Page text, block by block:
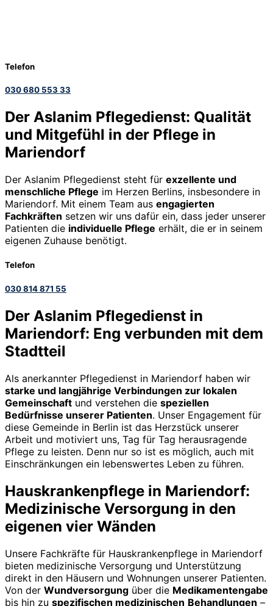
Telefon
030 680 553 33
Der Aslanim Pflegedienst: Qualität
und Mitgefühl in der Pflege in
Mariendorf
Der Aslanim Pflegedienst steht für exzellente und
menschliche Pflege im Herzen Berlins, insbesondere in
Mariendorf. Mit einem Team aus engagierten
Fachkräften setzen wir uns dafür ein, dass jeder unserer
Patienten die individuelle Pflege erhält, die er in seinem
eigenen Zuhause benötigt.
Telefon
030 814 871 55
Der Aslanim Pflegedienst in
Mariendorf: Eng verbunden mit dem
Stadtteil
Als anerkannter Pflegedienst in Mariendorf haben wir
starke und langjährige Verbindungen zur lokalen
Gemeinschaft und verstehen die speziellen
Bedürfnisse unserer Patienten. Unser Engagement für
diese Gemeinde in Berlin ist das Herzstück unserer
Arbeit und motiviert uns, Tag für Tag herausragende
Pflege zu leisten. Denn nur so ist es möglich, auch mit
Einschränkungen ein lebenswertes Leben zu führen.
Hauskrankenpflege in Mariendorf:
Medizinische Versorgung in den
eigenen vier Wänden
Unsere Fachkräfte für Hauskrankenpflege in Mariendorf
bieten medizinische Versorgung und Unterstützung
direkt in den Häusern und Wohnungen unserer Patienten.
Von der Wundversorgung über die Medikamentengabe
bis hin zu spezifischen medizinischen Behandlungen –